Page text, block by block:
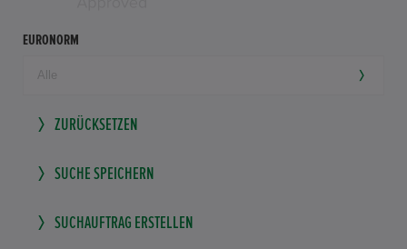
EURONORM
ZURÜCKSETZEN
SUCHE SPEICHERN
SUCHAUFTRAG ERSTELLEN